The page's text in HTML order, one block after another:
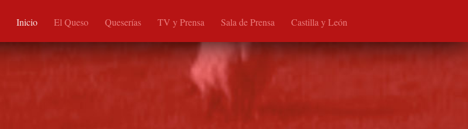
Inicio El Queso Queserías TV y Prensa Sala de Prensa Castilla y León